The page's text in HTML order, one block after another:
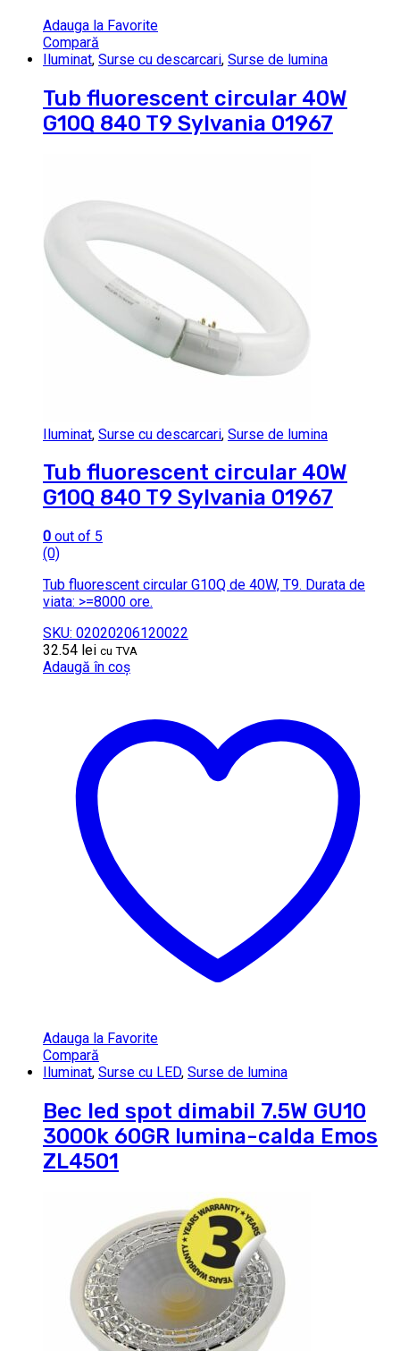
Adauga la Favorite
Compară
Iluminat, Surse cu descarcari, Surse de lumina
Tub fluorescent circular 40W
G10Q 840 T9 Sylvania 01967
Iluminat, Surse cu descarcari, Surse de lumina
Tub fluorescent circular 40W
G10Q 840 T9 Sylvania 01967
0 out of 5
(0)
Tub fluorescent circular G10Q de 40W, T9. Durata de
viata: >=8000 ore.
SKU: 02020206120022
32.54 lei cu TVA
Adaugă în coș
Adauga la Favorite
Compară
Iluminat, Surse cu LED, Surse de lumina
Bec led spot dimabil 7.5W GU10
3000k 60GR lumina-calda Emos
ZL4501